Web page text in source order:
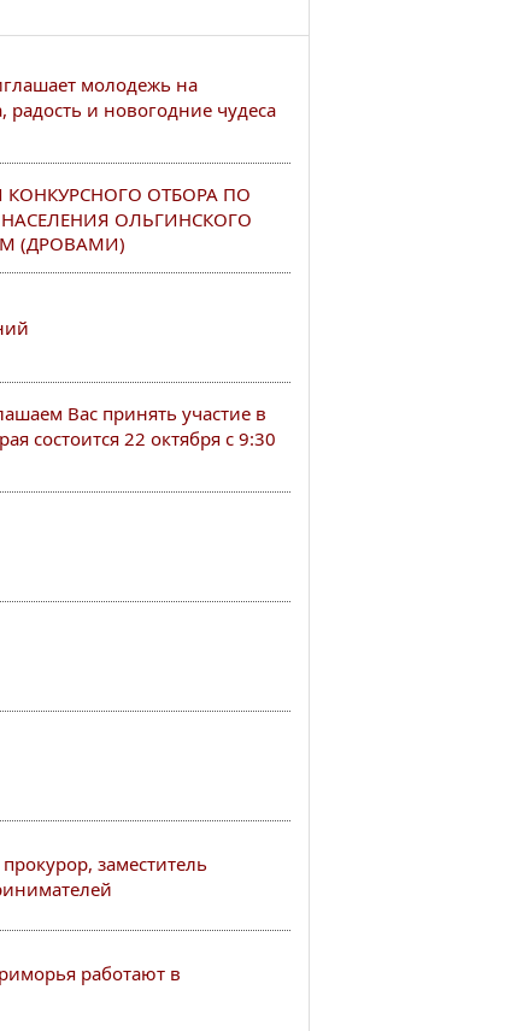
молодежь на
и новогодние чудеса
ОТБОРА ПО
ОЛЬГИНСКОГО
(ДРОВАМИ)
Вас принять участие в
состоится 22 октября с 9:30
заместитель
работают в